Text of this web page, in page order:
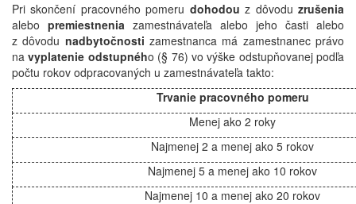
Pri skončení pracovného pomeru dohodou z dôvoduzrušenia
alebo premiestnenia zamestnávateľa alebo jeho časti alebo
z dôvodu nadbytočnosti zamestnanca má zamestnanec právo
navyplatenie odstupného (§ 76) vo výške odstupňovanej podľa
počtu rokov odpracovaných u zamestnávateľa takto:
Trvanie pracovného pomeru
Menej ako 2 roky
Najmenej 2 a menej ako 5 rokov
Najmenej 5 a menej ako 10 rokov
Najmenej 10 a menej ako 20 rokov